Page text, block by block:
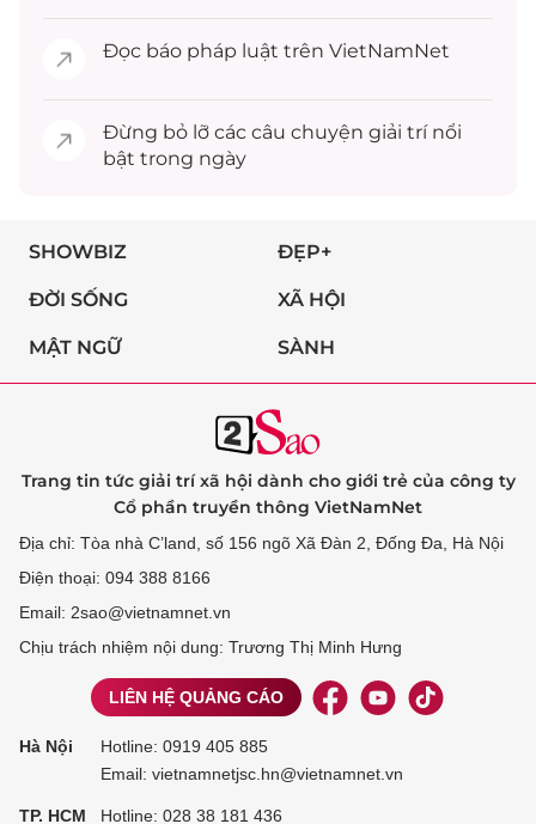
Đọc báo pháp luật trên VietNamNet
Đừng bỏ lỡ các câu chuyện giải trínổi
bật trong ngày
SHOWBIZ ĐẸP+
ĐỜI SỐNG XÃ HỘI
MẬT NGỮ SÀNH
Trang tin tức giải trí xã hội dành cho giới trẻ của công ty
Cổ phần truyền thông VietNamNet
Địa chỉ: Tòa nhà C’land, số 156 ngõ Xã Đàn 2, Đống Đa, Hà Nội
Điện thoại: 094 388 8166
Email: 2sao@vietnamnet.vn
Chịu trách nhiệm nội dung: Trương Thị Minh Hưng
LIÊN HỆ QUẢNG CÁO
Hà Nội Hotline: 0919 405 885
Email: vietnamnetjsc.hn@vietnamnet.vn
TP. HCM Hotline: 028 38 181 436